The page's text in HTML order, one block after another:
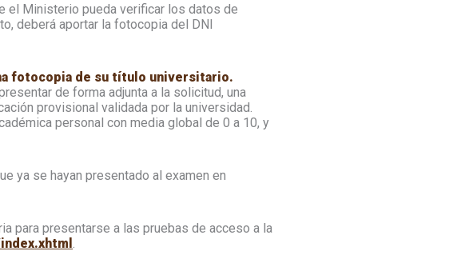
el Ministerio pueda verificar los datos de
deberá aportar la fotocopia del DNI
fotocopia de su título universitario.
de forma adjunta a la solicitud, una
provisional validada por la universidad.
personal con media global de 0 a 10, y
ya se hayan presentado al examen en
para presentarse a las pruebas de acceso a la